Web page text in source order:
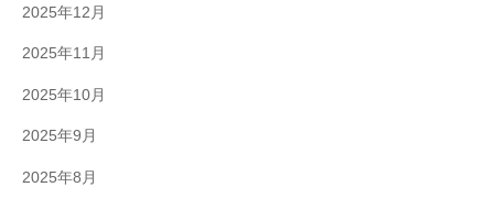
2025年12月
2025年11月
2025年10月
2025年9月
2025年8月